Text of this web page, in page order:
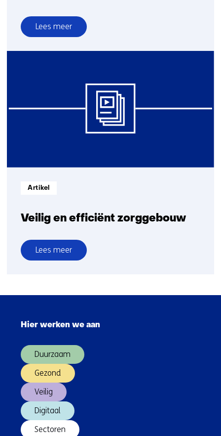
Lees meer
over
Biobased
Veilig en efficiënt zorggebouw
Informatietype:
Artikel
Lees meer
over
efficiënt
Hier werken we aan
Duurzaam
Gezond
Veilig
Digitaal
Sectoren